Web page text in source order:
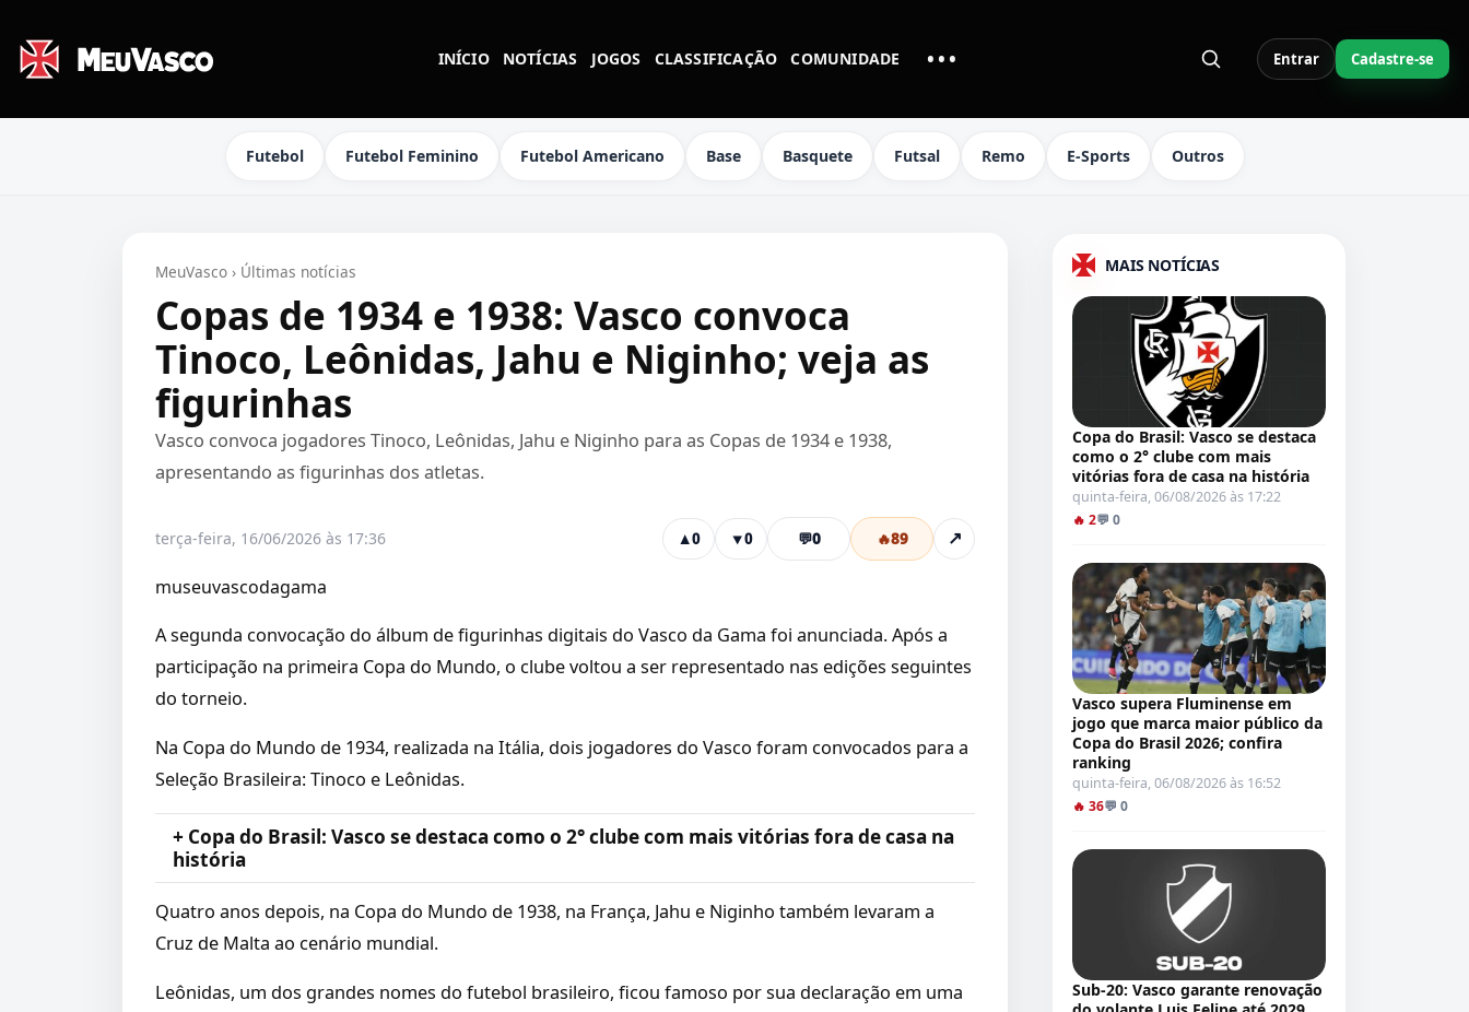
INÍCIO NOTÍCIAS JOGOS CLASSIFICAÇÃO COMUNIDADE •••MAIS LINKS DO MENU Entrar Cadastre-se
Futebol Futebol Feminino Futebol Americano Base Basquete Futsal Remo E-Sports Outros
MeuVasco › Últimas notícias
Copas de 1934 e 1938: Vasco convoca
Tinoco, Leônidas, Jahu e Niginho; veja as
figurinhas
Vasco convoca jogadores Tinoco, Leônidas, Jahu e Niginho para as Copas de 1934 e 1938,
apresentando as figurinhas dos atletas.
terça-feira, 16/06/2026 às 17:36 ▲0 ▼0 💬0 🔥89 ↗
museuvascodagama
A segunda convocação do álbum de figurinhas digitais do Vasco da Gama foi anunciada. Após a
participação na primeira Copa do Mundo, o clube voltou a ser representado nas edições seguintes
do torneio.
Na Copa do Mundo de 1934, realizada na Itália, dois jogadores do Vasco foram convocados para a
Seleção Brasileira: Tinoco e Leônidas.
+ Copa do Brasil: Vasco se destaca como o 2° clube com mais vitórias fora de casa na
história
Quatro anos depois, na Copa do Mundo de 1938, na França, Jahu e Niginho também levaram a
Cruz de Malta ao cenário mundial.
Leônidas, um dos grandes nomes do futebol brasileiro, ficou famoso por sua declaração em uma
MAIS NOTÍCIAS
Copa do Brasil: Vasco se destaca
como o 2° clube com mais
vitórias fora de casa na história
quinta-feira, 06/08/2026 às 17:22
🔥 2💬 0
Vasco supera Fluminense em
jogo que marca maior público da
Copa do Brasil 2026; confira
ranking
quinta-feira, 06/08/2026 às 16:52
🔥 36💬 0
Sub-20: Vasco garante renovação